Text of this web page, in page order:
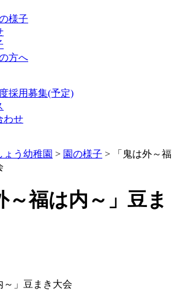
様子
方へ
採用募集(予定)
わせ
う幼稚園 > 園の様子 >
「鬼は外～福
～福は内～」豆ま